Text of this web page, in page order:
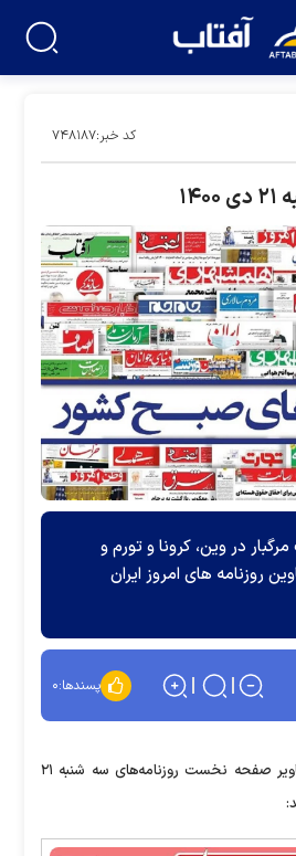
کد خبر:۷۴۸۱۸۷
در وین، کرونا و تورم و
روزنامه های امروز ایران
پسندها:۰
تصاویر صفحه نخست روزنامه‌های سه شنبه ۲۱